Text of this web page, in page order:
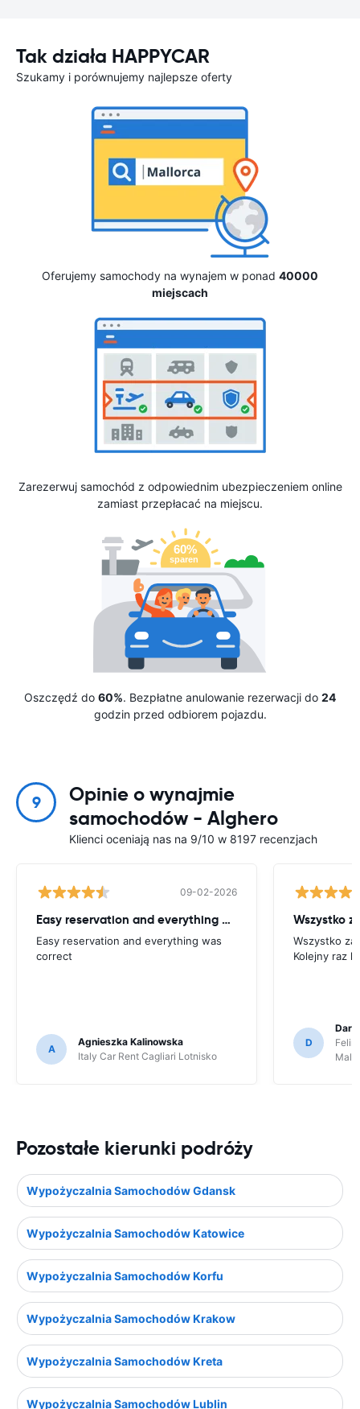
Tak działa HAPPYCAR
Szukamy i porównujemy najlepsze oferty
Oferujemy samochody na wynajem w ponad 40000
miejscach
Zarezerwuj samochód z odpowiednim ubezpieczeniem online
zamiast przepłacać na miejscu.
Oszczędź do 60%. Bezpłatne anulowanie rezerwacji do 24
godzin przed odbiorem pojazdu.
9
Opinie o wynajmie
samochodów - Alghero
Klienci oceniają nas na 9/10 w 8197 recenzjach
09-02-2026
Easy reservation and everything was
Easy reservation and everything was
correct
A
Agnieszka Kalinowska
Italy Car Rent Cagliari Lotnisko
Wszystko
Wszystko
Kolejny raz
D
Pozostałe kierunki podróży
Wypożyczalnia Samochodów Gdansk
Wypożyczalnia Samochodów Katowice
Wypożyczalnia Samochodów Korfu
Wypożyczalnia Samochodów Krakow
Wypożyczalnia Samochodów Kreta
Wypożyczalnia Samochodów Lublin